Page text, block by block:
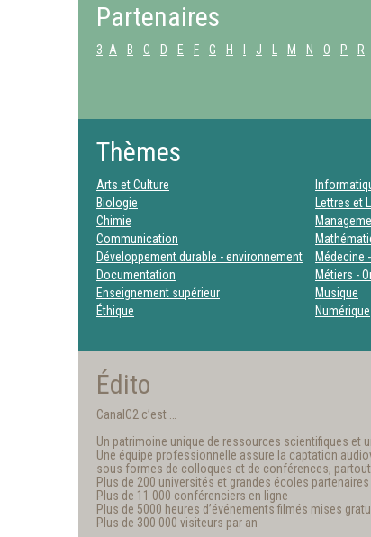
Partenaires
3 A B C D E F G H J M N O P R
Thèmes
Arts et Culture
Biologie
Chimie
Communication
Développement durable - environnement
Documentation
Enseignement supérieur
Éthique
Lettres et
Médecine
Métiers -
Musique
Numérique
Édito
CanalC2 c’est …
Un patrimoine unique de ressources scientifiques et
Une équipe professionnelle assure la captation
sous formes de colloques et de conférences, partout
Plus de 200 universités et grandes écoles partenaires
Plus de 11 000 conférenciers en ligne
Plus de 5000 heures d’événements filmés mises
Plus de 300 000 visiteurs par an